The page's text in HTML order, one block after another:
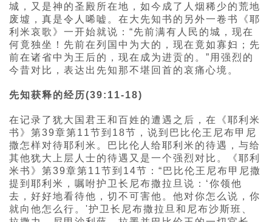
城，又是神的圣殿所在地，如今成了人烟稀少的荒地
废墟，真是令人唏嘘。在大先知书的另外一卷书《耶
利米哀歌》一开始就说：“先前满有人民的城，现在
何竟独坐！先前在列国中为大的，现在竟如寡妇；先
前在诸省中为王后的，现在成为进贡的。”用强烈的
今昔对比，表达出先知那不堪回首的哀痛心境。
先知获释的经历(39:11-18)
在记录了犹大国君王和百姓的遭遇之后，在《耶利米
书》第39章第11节到18节，说到巴比伦王尼布甲尼
撒怎样对待耶利米。巴比伦人给耶利米的待遇，与给
其他犹大上层人士的待遇又是一个强烈对比。《耶利
米书》第39章第11节到14节：“巴比伦王尼布甲尼撒
提到耶利米，嘱咐护卫长尼布撒拉旦说：‘你领他
去，好好地看待他，切不可害他。他对你怎么说，你
就向他怎么行。'护卫长尼布撒拉旦和尼布沙斯班、